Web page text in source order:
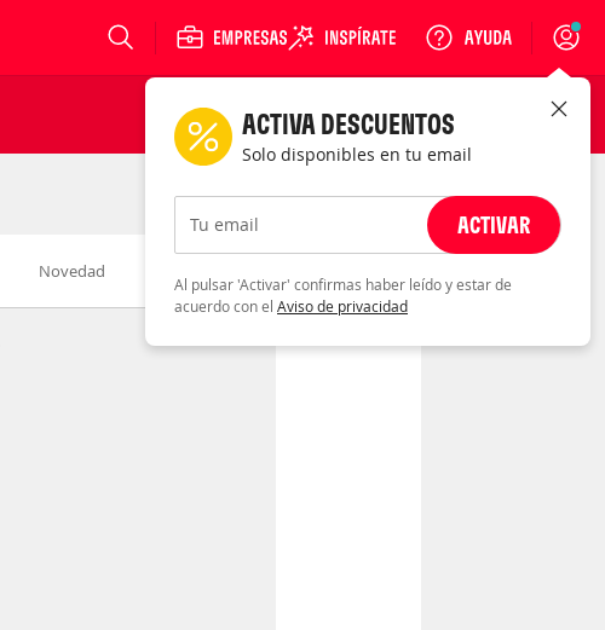
Login
Novedad
ACTIVA DESCUENTOS
Solo disponibles en tu email
Tu email ACTIVAR
Al pulsar 'Activar' confirmas haber leído y estar de
acuerdo con el Aviso de privacidad